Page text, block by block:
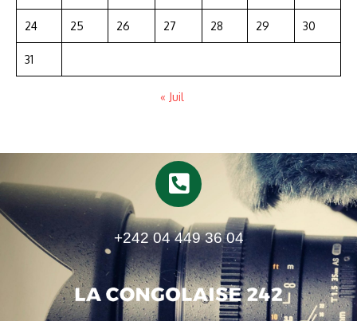
24 25 26 27 28 29 30
31
« Juil
+242 04 449 36 04